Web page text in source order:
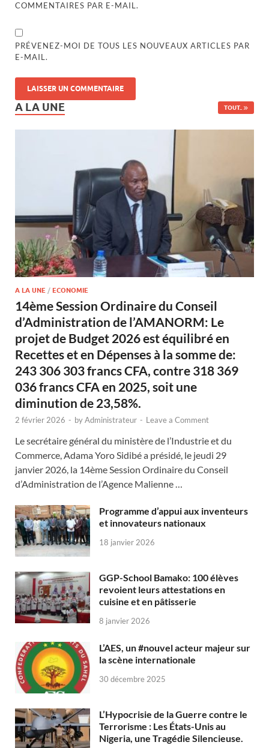
COMMENTAIRES PAR E-MAIL.
PRÉVENEZ-MOI DE TOUS LES NOUVEAUX ARTICLES PAR
E-MAIL.
A LA UNE TOUT..
A LA UNE / ECONOMIE
14ème Session Ordinaire du Conseil
d’Administration de l’AMANORM: Le
projet de Budget 2026 est équilibré en
Recettes et en Dépenses à la somme de:
243 306 303 francs CFA, contre 318 369
036 francs CFA en 2025, soit une
diminution de 23,58%.
2 février 2026 - byAdministrateur - Leave a Comment
Le secrétaire général du ministère de l’Industrie et du
Commerce, Adama Yoro Sidibé a présidé, le jeudi 29
janvier 2026, la 14ème Session Ordinaire du Conseil
d’Administration de l’Agence Malienne …
Programme d’appui aux inventeurs
et innovateurs nationaux
18 janvier 2026
GGP-School Bamako: 100 élèves
revoient leurs attestations en
cuisine et en pâtisserie
8 janvier 2026
L’AES, un #nouvel acteur majeur sur
la scène internationale
30 décembre 2025
L’Hypocrisie de la Guerre contre le
Terrorisme : Les États-Unis au
Nigeria, une Tragédie Silencieuse.